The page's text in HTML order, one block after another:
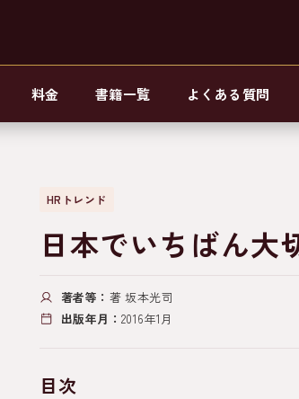
料金 書籍一覧 よくある質問
HRトレンド
日本でいちばん大
著者等： 著 坂本光司
出版年月： 2016年1月
目次